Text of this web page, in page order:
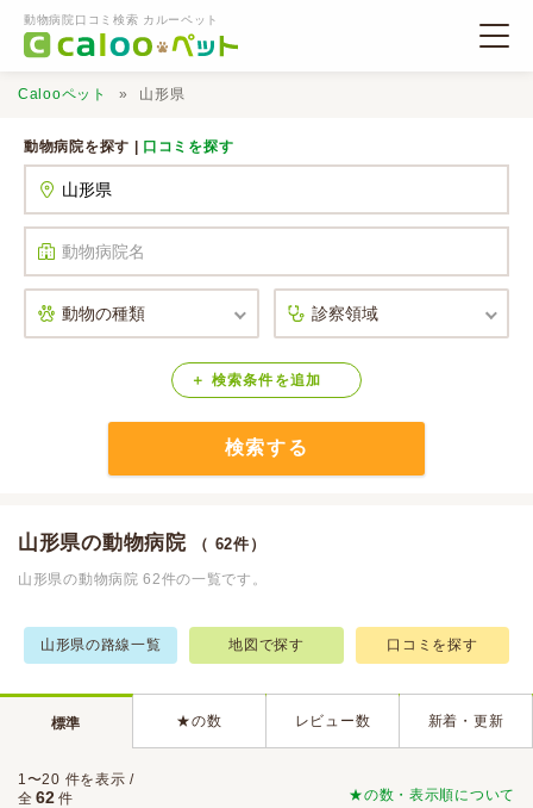
動物病院口コミ検索 カルーペット
口コミ検索
Calooペットとは？
Calooペット 山形県
動物病院を探す | 口コミを探す
検索条件 を追加
検索する
山形県の動物病院 （ 62件）
山形県の動物病院 62件の一覧です。
山形県の路線一覧 地図で探す 口コミを探す
標準 ★の数 レビュー数 新着・更新
★の数・表示順について
1〜20 件を表示 /
全 62 件